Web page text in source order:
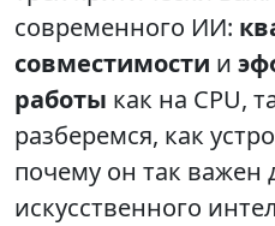
современного ИИ:
совместимости и
работы как на CPU,
разберемся, как
почему он так важен
искусственного